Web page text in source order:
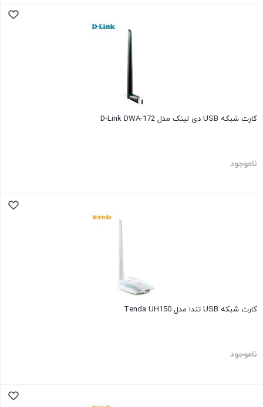
کارت شبکه USB دی لینک مدل D-Link DWA-172
ناموجود
کارت شبکه USB تندا مدل Tenda UH150
ناموجود